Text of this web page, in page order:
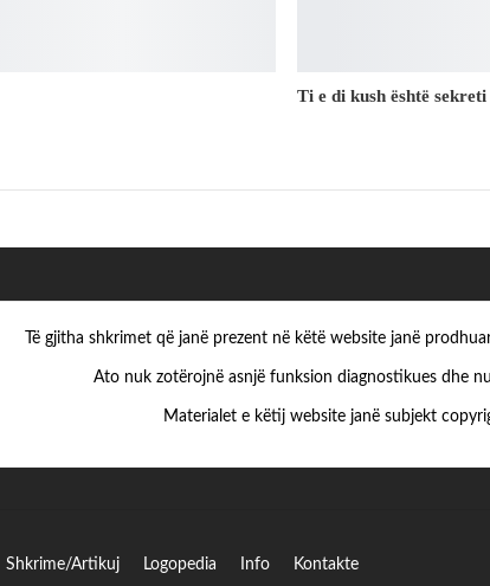
Ti e di kush është
Të gjitha shkrimet që janë prezent në këtë website janë
Ato nuk zotërojnë asnjë funksion diagnostikues dhe
Materialet e këtij website janë subjekt
Shkrime/Artikuj Logopedia Info Kontakte